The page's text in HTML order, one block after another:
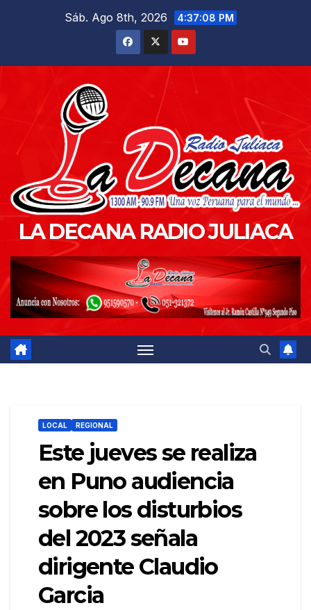
Sáb. Ago 8th, 2026 4:37:09 PM
LA DECANA RADIO JULIACA
LOCAL REGIONAL
Este jueves se realiza
en Puno audiencia
sobre los disturbios
del 2023 señala
dirigente Claudio
Garcia